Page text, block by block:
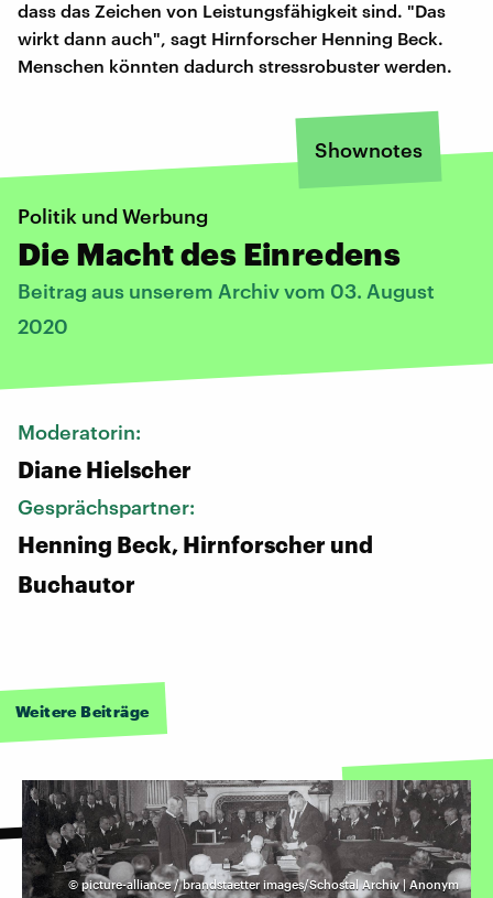
dass das Zeichen von Leistungsfähigkeit sind. "Das
wirkt dann auch", sagt Hirnforscher Henning Beck.
Menschen könnten dadurch stressrobuster werden.
Shownotes
Politik und Werbung
Die Macht des Einredens
Beitrag aus unserem Archiv vom 03. August
2020
Moderatorin:
Diane Hielscher
Gesprächspartner:
Henning Beck, Hirnforscher und
Buchautor
Weitere Beiträge
©picture-alliance / brandstaetter images/Schostal Archiv | Anonym